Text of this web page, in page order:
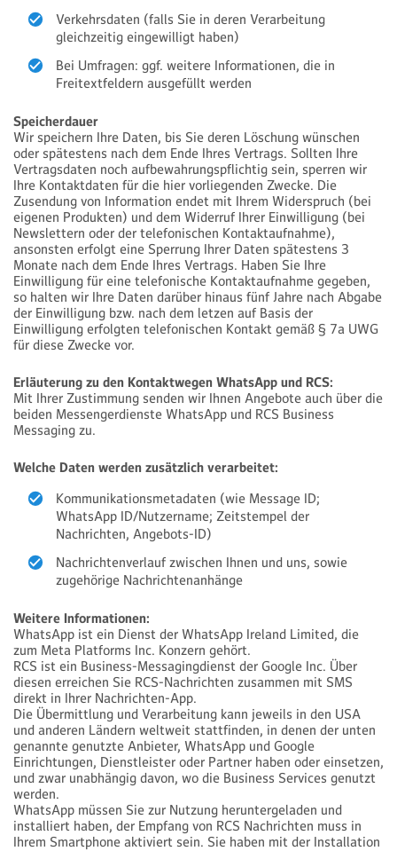
Verkehrsdaten (falls Sie in deren Verarbeitung
gleichzeitig eingewilligt haben)
Bei Umfragen: ggf. weitere Informationen, die in
Freitextfeldern ausgefüllt werden
Speicherdauer
Wir speichern Ihre Daten, bis Sie deren Löschung wünschen
oder spätestens nach dem Ende Ihres Vertrags. Sollten Ihre
Vertragsdaten noch aufbewahrungspflichtig sein, sperren wir
Ihre Kontaktdaten für die hier vorliegenden Zwecke. Die
Zusendung von Information endet mit Ihrem Widerspruch (bei
eigenen Produkten) und dem Widerruf Ihrer Einwilligung (bei
Newslettern oder der telefonischen Kontaktaufnahme),
ansonsten erfolgt eine Sperrung Ihrer Daten spätestens 3
Monate nach dem Ende Ihres Vertrags. Haben Sie Ihre
Einwilligung für eine telefonische Kontaktaufnahme gegeben,
so halten wir Ihre Daten darüber hinaus fünf Jahre nach Abgabe
der Einwilligung bzw. nach dem letzen auf Basis der
Einwilligung erfolgten telefonischen Kontakt gemäß § 7a UWG
für diese Zwecke vor.
Erläuterung zu den Kontaktwegen WhatsApp und RCS:
Mit Ihrer Zustimmung senden wir Ihnen Angebote auch über die
beiden Messengerdienste WhatsApp und RCS Business
Messaging zu.
Welche Daten werden zusätzlich verarbeitet:
Kommunikationsmetadaten (wie Message ID;
WhatsApp ID/Nutzername; Zeitstempel der
Nachrichten, Angebots-ID)
Nachrichtenverlauf zwischen Ihnen und uns, sowie
zugehörige Nachrichtenanhänge
Weitere Informationen:
WhatsApp ist ein Dienst der WhatsApp Ireland Limited, die
zum Meta Platforms Inc. Konzern gehört.
RCS ist ein Business-Messagingdienst der Google Inc. Über
diesen erreichen Sie RCS-Nachrichten zusammen mit SMS
direkt in Ihrer Nachrichten-App.
Die Übermittlung und Verarbeitung kann jeweils in den USA
und anderen Ländern weltweit stattfinden, in denen der unten
genannte genutzte Anbieter, WhatsApp und Google
Einrichtungen, Dienstleister oder Partner haben oder einsetzen,
und zwar unabhängig davon, wo die Business Services genutzt
werden.
WhatsApp müssen Sie zur Nutzung heruntergeladen und
installiert haben, der Empfang von RCS Nachrichten muss in
Ihrem Smartphone aktiviert sein. Sie haben mit der Installation